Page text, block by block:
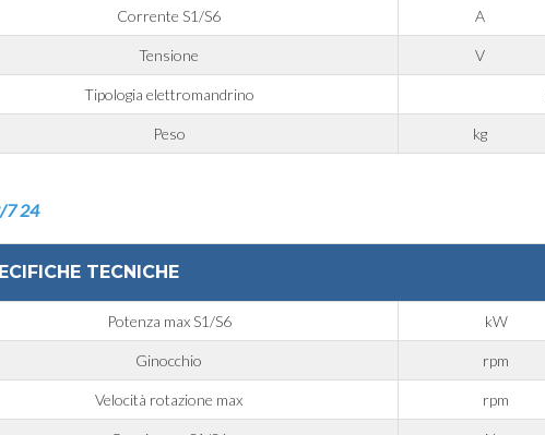
Corrente S1/S6 A
Tensione V
Tipologia elettromandrino
Peso kg
7 24
TECNICHE
Potenza max S1/S6 kW
Ginocchio rpm
Velocità rotazione max rpm